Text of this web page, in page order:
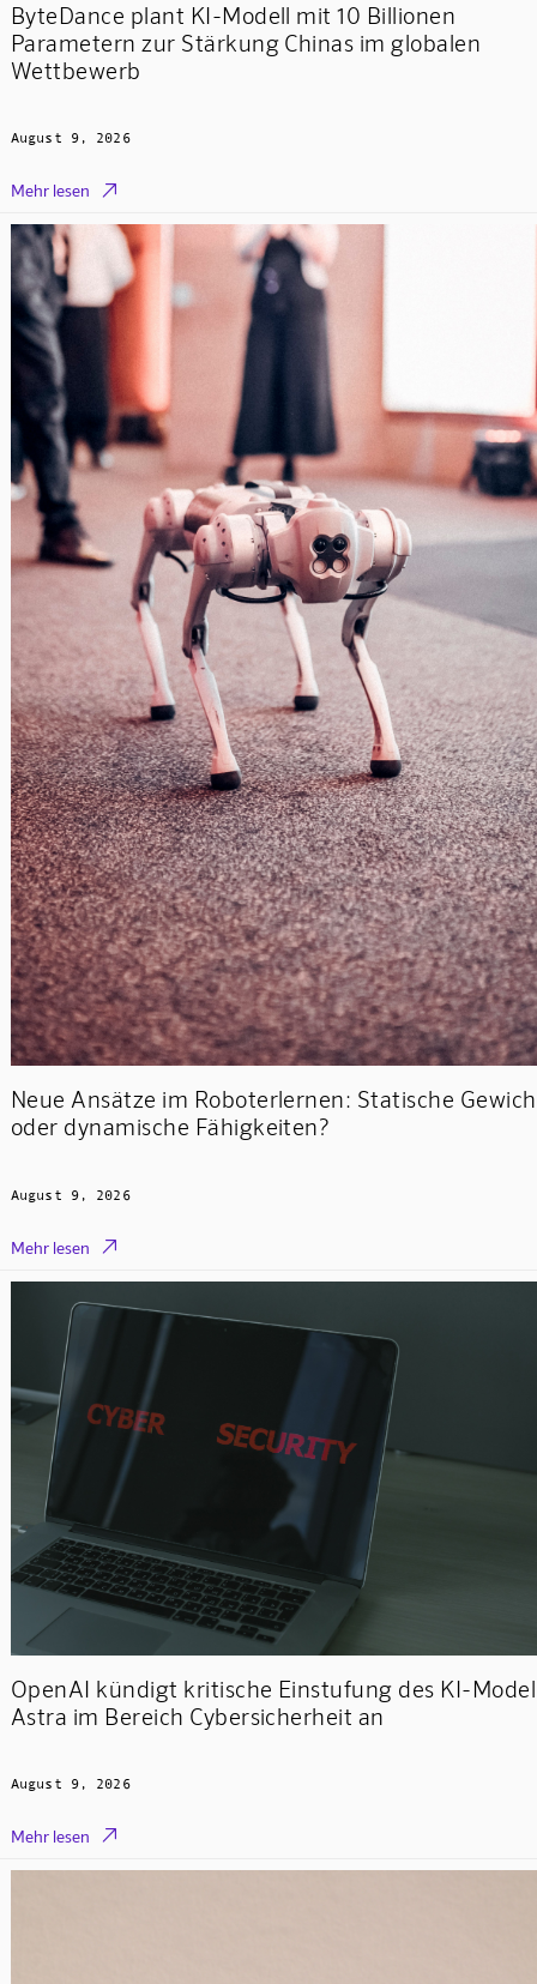
ByteDance plant KI-Modell mit 10 Billionen
Parametern zur Stärkung Chinas im globalen
Wettbewerb
August 9, 2026
Mehr lesen 
Neue Ansätze im Roboterlernen: Statische
oder dynamische Fähigkeiten?
August 9, 2026
Mehr lesen 
OpenAI kündigt kritische Einstufung des KI-
Astra im Bereich Cybersicherheit an
August 9, 2026
Mehr lesen 